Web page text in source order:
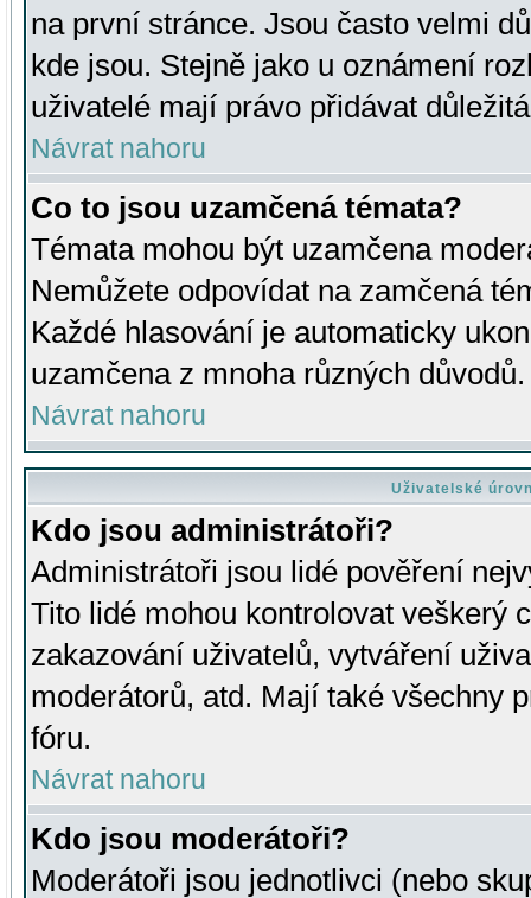
na první stránce. Jsou často velmi
kde jsou. Stejně jako u oznámení
uživatelé mají právo přidávat
Návrat nahoru
Co to jsou uzamčená témata?
Témata mohou být uzamčena
Nemůžete odpovídat na zamčená
Každé hlasování je automaticky
uzamčena z mnoha různých důvodů.
Návrat nahoru
Uživatelské
Kdo jsou administrátoři?
Administrátoři jsou lidé pověření
Tito lidé mohou kontrolovat veškerý
zakazování uživatelů, vytváření
moderátorů, atd. Mají také všechny
fóru.
Návrat nahoru
Kdo jsou moderátoři?
Moderátoři jsou jednotlivci (nebo